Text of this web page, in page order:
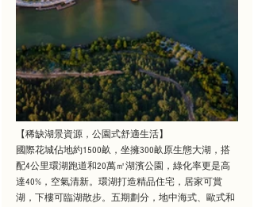
【稀缺湖景資源，公園式舒適生活】
國際花城佔地約1500畝，坐擁300畝原生態大湖，搭
配4公里環湖跑道和20萬㎡湖濱公園，綠化率更是高
達40%，空氣清新。環湖打造精品住宅，居家可賞
湖，下樓可臨湖散步。五期劃分，地中海式、歐式和